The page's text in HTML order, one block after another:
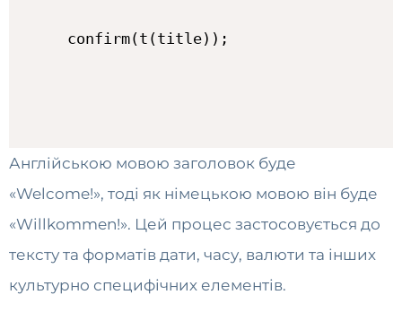
confirm(t(title));
Англійською мовою заголовок буде
«Welcome!», тоді як німецькою мовою він буде
«Willkommen!». Цей процес застосовується до
тексту та форматів дати, часу, валюти та інших
культурно специфічних елементів.